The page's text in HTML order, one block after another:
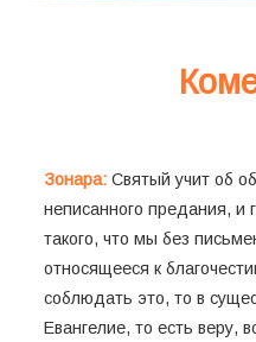
Зонара:Святый учит об
неписанного предания, и
такого, что мы без
относящееся к
соблюдать это, то в
Евангелие, то есть веру,